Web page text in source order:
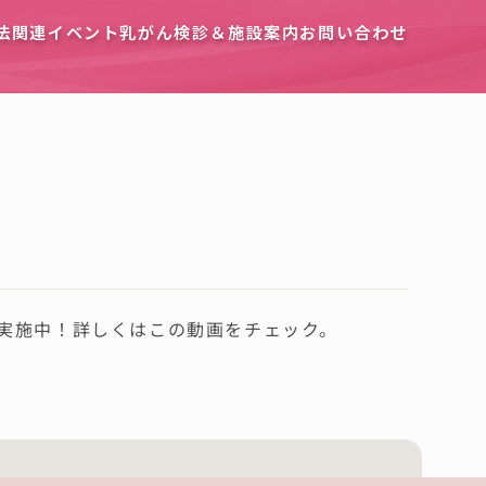
関連イベント乳がん検診＆施設案内お問い合わせ
中！詳しくはこの動画をチェック。